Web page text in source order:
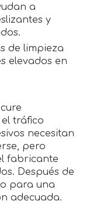
a
y
de limpieza
elevados en
tráfico
necesitan
pero
fabricante
Después de
para una
adecuada.